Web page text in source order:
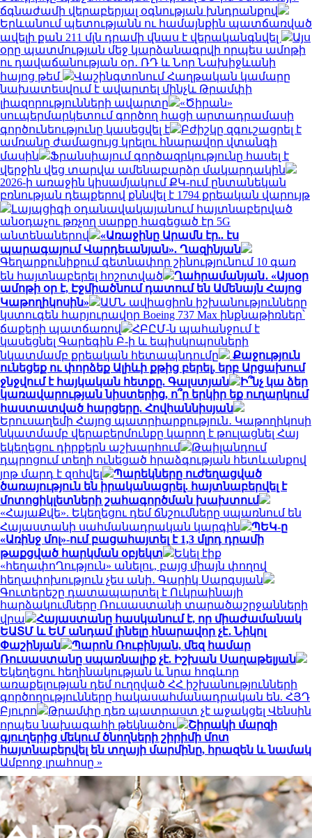
ճգնաժամի վերաբերյալ օգնության խնդրանքով
Երևանում պետությանն ու համայնքին պատճառված
ավելի քան 211 մլն դրամի վնաս է վերականգնվել
Այս
օրը պատմության մեջ կարձանագրվի որպես ամոթի
ու դավաճանության օր․ ՌԴ և Նոր Նախիջևանի
հայոց թեմ
Վաշինգտոնում Հաղթական կամարը
նախատեսվում է ավարտել մինչև Թրամփի
լիազորությունների ավարտը
«Ծիրան»
սուպերմարկետում գործող հացի արտադրամասի
գործունեությունը կասեցվել է
Բժիշկը զգուշացրել է
ամռանը ժամացույց կրելու հնարավոր վտանգի
մասին
Ֆրանսիայում գործազրկությունը հասել է
վերջին վեց տարվա ամենաբարձր մակարդակին
2026-ի առաջին կիսամյակում ՔԿ-ում ընտանեկան
բռնության դեպքերով քննվել է 1794 քրեական վարույթ
Լայպցիգի օդանավակայանում հայտնաբերված
անօդաչու թռչող սարքը հագեցած էր 5G
անտենաներով
«Առաջինը Արամն էր.. էս
պարագայում Վարդեւանյան». Ղազինյան
Գեղարքունիքում գետնափոր շինությունում 10 գառ
են հայտնաբերել հոշոտված
Ղահրամանյան․ «Այսօր
ամոթի օր է, Էջմիածնում դատում են Ամենայն Հայոց
Կաթողիկոսին»
ԱՄՆ ավիացիոն իշխանությունները
կստուգեն հարյուրավոր Boeing 737 Max ինքնաթիռներ՝
ճաքերի պատճառով
ՀԲԸՄ-ն պահանջում է
կասեցնել Գարեգին Բ-ի և եպիսկոպոսների
նկատմամբ քրեական հետապնդումը
Քաջություն
ունեցեք ու փորձեք Ալիևի քթից բերել, երբ Արցախում
ջնջվում է հայկական հետքը. Գալստյան
Ի՞նչ կա ձեր
կառավարության նիստերից, ո՞ր երկիր եք ուղարկում
հաստատված հարցերը. Հովհաննիսյան
Երուսաղեմի Հայոց պատրիարքություն․ Կաթողիկոսի
նկատմամբ վերաբերմունքը կարող է թուլացնել Հայ
եկեղեցու դիրքերն աշխարհում
Թաիլանդում
դպրոցում տեղի ունեցած հրաձգության հետևանքով
յոթ մարդ է զոհվել
Պարեկները ուժեղացված
ծառայություն են իրականացրել. հայտնաբերվել է
մոտոցիկլետների շահագործման խախտում
«ՀայաՔվե». Եկեղեցու դեմ ճնշումները սպառնում են
Հայաստանի սահմանադրական կարգին
ՊԵԿ-ը
«Առինջ մոլ»-ում բացահայտել է 1,3 մլրդ դրամի
թաքցված հարկման օբյեկտ
Եկել էիք
«հեղափոՂություն» անելու, բայց միայն փողով
հեղափոխություն չես անի․ Գարիկ Սարգսյան
Գուտերեշը դատապարտել է Ուկրաինայի
հարձակումները Ռուսաստանի տարածաշրջանների
վրա
Հայաստանը հասկանում է, որ միաժամանակ
ԵԱՏՄ և ԵՄ անդամ լինելը հնարավոր չէ․ Նիկոլ
Փաշինյան
Պարոն Ռուբինյան, մեզ համար
Ռուսաստանը սպառնալիք չէ. Իշխան Սաղաթելյան
Եկեղեցու հեղինակության և նրա հոգևոր
առաքելության դեմ ուղղված ՀՀ իշխանությունների
գործողությունները հակասահմանադրական են. ՀՅԴ
Բյուրո
Թրամփը դեռ պատրաստ չէ աջակցել Վենսին
որպես նախագահի թեկնածու
Շիրակի մարզի
գյուղերից մեկում ծնողների շիրիմի մոտ
հայտնաբերվել են տղայի մարմինը, հրազեն և նամակ
Ամբողջ լրահոսը »